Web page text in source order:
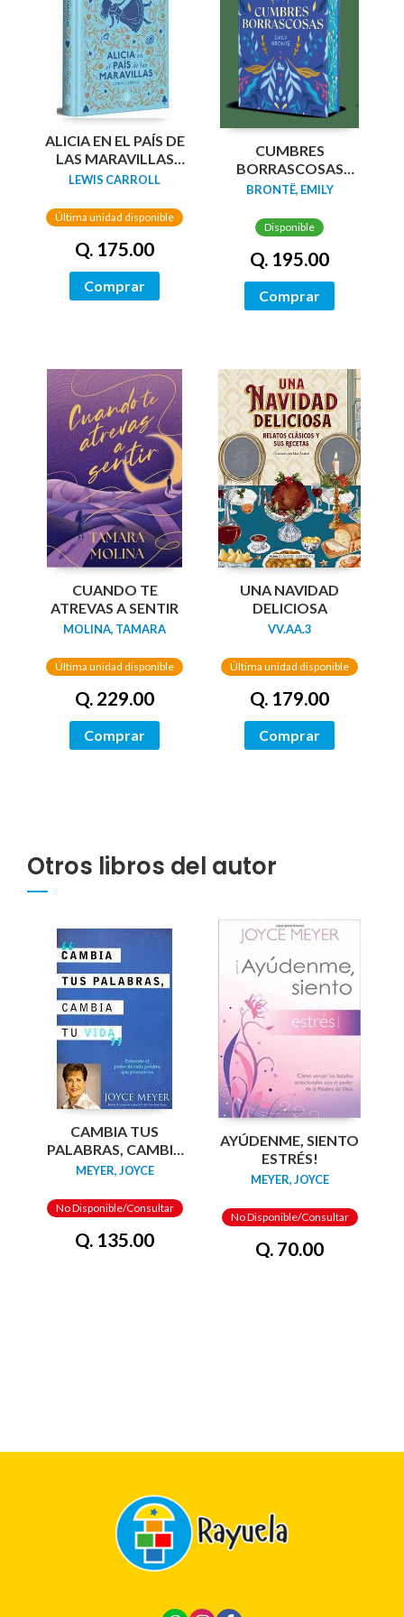
ALICIA EN EL PAÍS DE
LAS MARAVILLAS
(EDICIÓN LIMITADA
PINTADOS)
LEWIS CARROLL
Última unidad disponible
Q. 175.00
Comprar
CUMBRES
BORRASCOSAS
(EDICION LIMITADA
TINTADOS)
BRONTË, EMILY
Disponible
Q. 195.00
Comprar
CUANDO TE
ATREVAS A SENTIR
MOLINA, TAMARA
Última unidad disponible
Q. 229.00
Comprar
UNA NAVIDAD
DELICIOSA
VV.AA.3
Última unidad disponible
Q. 179.00
Comprar
Otros libros del autor
CAMBIA TUS
PALABRAS, CAMBIA
TU VIDA
MEYER, JOYCE
No Disponible/Consultar
Q. 135.00
AYÚDENME, SIENTO
ESTRÉS!
MEYER, JOYCE
No Disponible/Consultar
Q. 70.00